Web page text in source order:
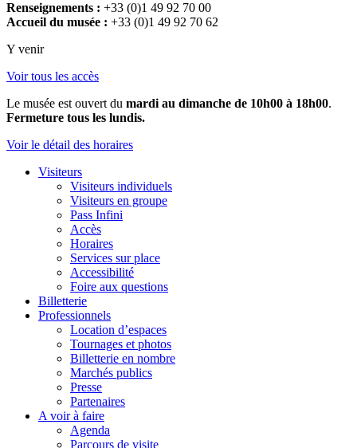
Renseignements : +33 (0)1 49 92 70 00
Accueil du musée : +33 (0)1 49 92 70 62
Y venir
Voir tous les accès
Le musée est ouvert du mardi au dimanche de 10h00 à 18h00.
Fermeture tous les lundis.
Voir le détail des horaires
Visiteurs
Visiteurs individuels
Visiteurs en groupe
Pass Infini
Accès
Horaires
Services sur place
Accessibilité
Foire aux questions
Billetterie
Professionnels
Location d’espaces
Tournages et photos
Billetterie en nombre
Marchés publics
Presse
Partenaires
A voir à faire
Agenda
Parcours de visite